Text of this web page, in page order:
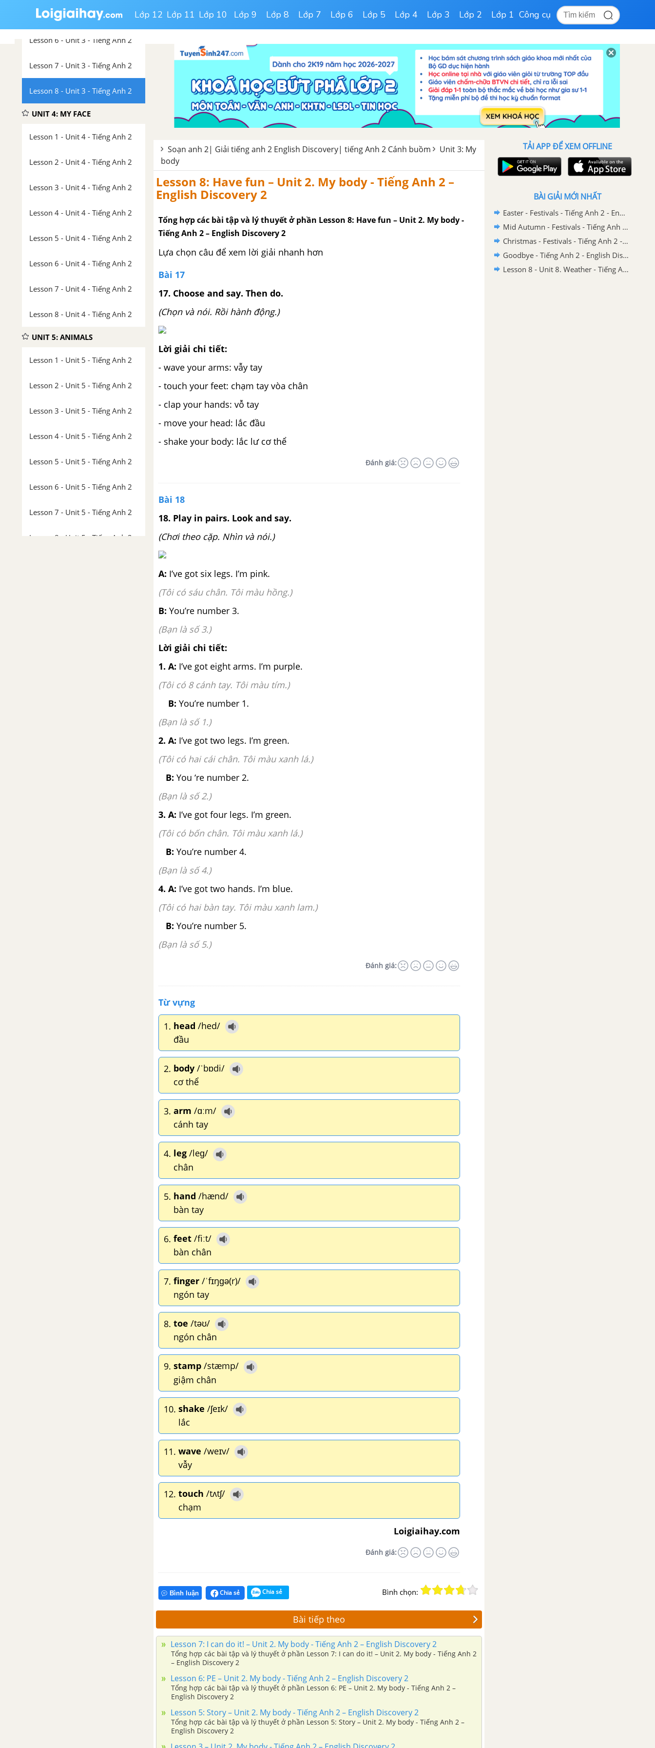
Lớp 12 Lớp 11 Lớp 10 Lớp 9 Lớp 8 Lớp 7 Lớp 6 Lớp 5 Lớp 4 Lớp 3 Lớp 2 Lớp 1 Công cụ
Lesson 5 - Unit 3 - Tiếng Anh 2
Lesson 6 - Unit 3 - Tiếng Anh 2
Lesson 7 - Unit 3 - Tiếng Anh 2
Lesson 8 - Unit 3 - Tiếng Anh 2
UNIT 4: MY FACE
Lesson 1 - Unit 4 - Tiếng Anh 2
Lesson 2 - Unit 4 - Tiếng Anh 2
Lesson 3 - Unit 4 - Tiếng Anh 2
Lesson 4 - Unit 4 - Tiếng Anh 2
Lesson 5 - Unit 4 - Tiếng Anh 2
Lesson 6 - Unit 4 - Tiếng Anh 2
Lesson 7 - Unit 4 - Tiếng Anh 2
Lesson 8 - Unit 4 - Tiếng Anh 2
UNIT 5: ANIMALS
Lesson 1 - Unit 5 - Tiếng Anh 2
Lesson 2 - Unit 5 - Tiếng Anh 2
Lesson 3 - Unit 5 - Tiếng Anh 2
Lesson 4 - Unit 5 - Tiếng Anh 2
Lesson 5 - Unit 5 - Tiếng Anh 2
Lesson 6 - Unit 5 - Tiếng Anh 2
Lesson 7 - Unit 5 - Tiếng Anh 2
Lesson 8 - Unit 5 - Tiếng Anh 2
Soạn anh 2| Giải tiếng anh 2 English Discovery| tiếng Anh 2 Cánh buồm
Unit 3: My
body
Lesson 8: Have fun – Unit 2. My body - Tiếng Anh 2 –
English Discovery 2
Tổng hợp các bài tập và lý thuyết ở phần Lesson 8: Have fun – Unit 2. My body -
Tiếng Anh 2 – English Discovery 2
Lựa chọn câu để xem lời giải nhanh hơn
Bài 17
17. Choose and say. Then do.
(Chọn và nói. Rồi hành động.)
Lời giải chi tiết:
- wave your arms: vẫy tay
- touch your feet: chạm tay vòa chân
- clap your hands: vỗ tay
- move your head: lắc đầu
- shake your body: lắc lư cơ thể
Đánh giá:
Bài 18
18. Play in pairs. Look and say.
(Chơi theo cặp. Nhìn và nói.)
A: I’ve got six legs. I’m pink.
(Tôi có sáu chân. Tôi màu hồng.)
B: You’re number 3.
(Bạn là số 3.)
Lời giải chi tiết:
1. A: I’ve got eight arms. I’m purple.
(Tôi có 8 cánh tay. Tôi màu tím.)
B: You’re number 1.
(Bạn là số 1.)
2. A: I’ve got two legs. I’m green.
(Tôi có hai cái chân. Tôi màu xanh lá.)
B: You ‘re number 2.
(Bạn là số 2.)
3. A: I’ve got four legs. I’m green.
(Tôi có bốn chân. Tôi màu xanh lá.)
B: You’re number 4.
(Bạn là số 4.)
4. A: I’ve got two hands. I’m blue.
(Tôi có hai bàn tay. Tôi màu xanh lam.)
B: You’re number 5.
(Bạn là số 5.)
Đánh giá:
Từ vựng
1. head /hed/
đầu
2. body /ˈbɒdi/
cơ thể
3. arm /ɑːm/
cánh tay
4. leg /leɡ/
chân
5. hand /hænd/
bàn tay
6. feet /fiːt/
bàn chân
7. finger /ˈfɪŋɡə(r)/
ngón tay
8. toe /təʊ/
ngón chân
9. stamp /stæmp/
giậm chân
10. shake /ʃeɪk/
lắc
11. wave /weɪv/
vẫy
12. touch /tʌtʃ/
chạm
Loigiaihay.com
Đánh giá:
Bình luận Chia sẻ Chia sẻ Bình chọn:
Bài tiếp theo
Lesson 7: I can do it! – Unit 2. My body - Tiếng Anh 2 – English Discovery 2
Tổng hợp các bài tập và lý thuyết ở phần Lesson 7: I can do it! – Unit 2. My body - Tiếng Anh 2
– English Discovery 2
Lesson 6: PE – Unit 2. My body - Tiếng Anh 2 – English Discovery 2
Tổng hợp các bài tập và lý thuyết ở phần Lesson 6: PE – Unit 2. My body - Tiếng Anh 2 –
English Discovery 2
Lesson 5: Story – Unit 2. My body - Tiếng Anh 2 – English Discovery 2
Tổng hợp các bài tập và lý thuyết ở phần Lesson 5: Story – Unit 2. My body - Tiếng Anh 2 –
English Discovery 2
TẢI APP ĐỂ XEM OFFLINE
BÀI GIẢI MỚI NHẤT
Easter - Festivals - Tiếng Anh 2 - English Discovery
Mid Autumn - Festivals - Tiếng Anh 2 - English Discovery
Christmas - Festivals - Tiếng Anh 2 - English Discovery
Goodbye - Tiếng Anh 2 - English Discovery
Lesson 8 - Unit 8. Weather - Tiếng Anh 2 - English Discovery